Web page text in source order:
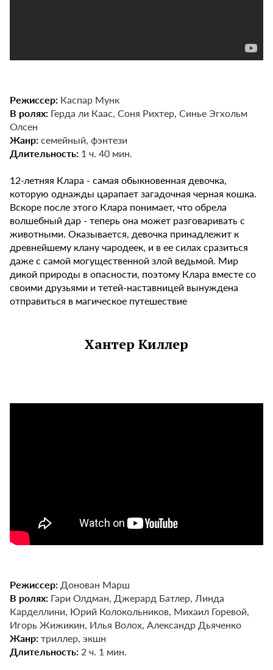
Режиссер: Каспар Мунк
В ролях: Герда ли Каас, Соня Рихтер, Синье Эгхольм
Олсен
Жанр:семейный, фэнтези
Длительность: 1 ч. 40 мин.
12-летняя Клара - самая обыкновенная девочка,
которую однажды царапает загадочная черная кошка.
Вскоре после этого Клара понимает, что обрела
волшебный дар - теперь она может разговаривать с
животными. Оказывается, девочка принадлежит к
древнейшему клану чародеек, и в ее силах сразиться
даже с самой могущественной злой ведьмой. Мир
дикой природы в опасности, поэтому Клара вместе со
своими друзьями и тетей-наставницей вынуждена
отправиться в магическое путешествие
Хантер Киллер
Режиссер: Донован Марш
В ролях: Гари Олдман, Джерард Батлер, Линда
Карделлини, Юрий Колокольников, Михаил Горевой,
Игорь Жижикин, Илья Волох, Александр Дьяченко
Жанр:триллер, экшн
Длительность: 2 ч. 1 мин.